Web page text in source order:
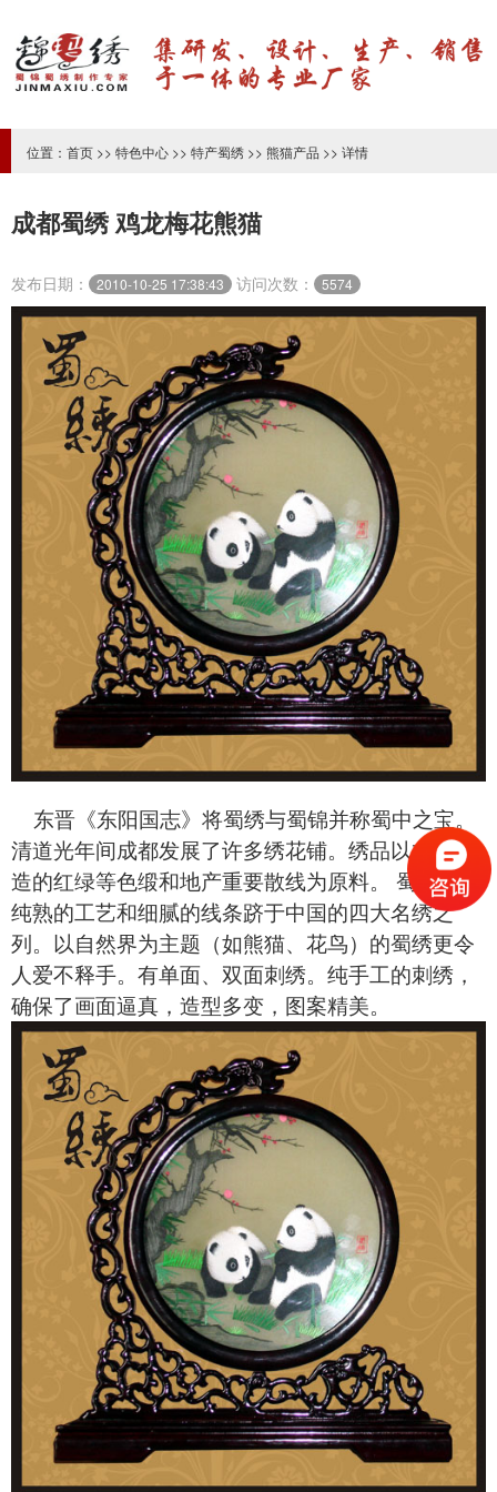
位置： 首页 >> 特色中心 >> 特产蜀绣 >> 熊猫产品 >> 详情
成都蜀绣 鸡龙梅花熊猫
发布日期： 2010-10-25 17:38:43 访问次数： 5574
东晋《东阳国志》将蜀绣与蜀锦并称蜀中之宝。
清道光年间成都发展了许多绣花铺。绣品以本地织
造的红绿等色缎和地产重要散线为原料。 蜀绣以其
纯熟的工艺和细腻的线条跻于中国的四大名绣之
列。以自然界为主题（如熊猫、花鸟）的蜀绣更令
人爱不释手。有单面、双面刺绣。纯手工的刺绣，
确保了画面逼真，造型多变，图案精美。